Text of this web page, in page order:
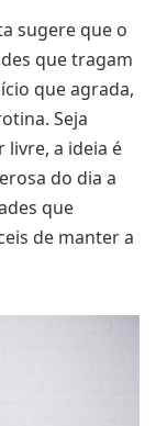
sugere que o
que tragam
que agrada,
Seja
livre, a ideia é
do dia a
que
de manter a